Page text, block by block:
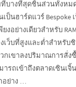
บางที่สุดชิ้นส่วนทั้งหม
นฮาร์ดแวร์ Bespoke
งอย่างเดียวสำหรับ
ว็บที่สูงและต่ำสำหรับ
กเขาลงปริมาณการสั่ง
รถเข้าถึงตลาดเซินเจิ้
อย่าง …